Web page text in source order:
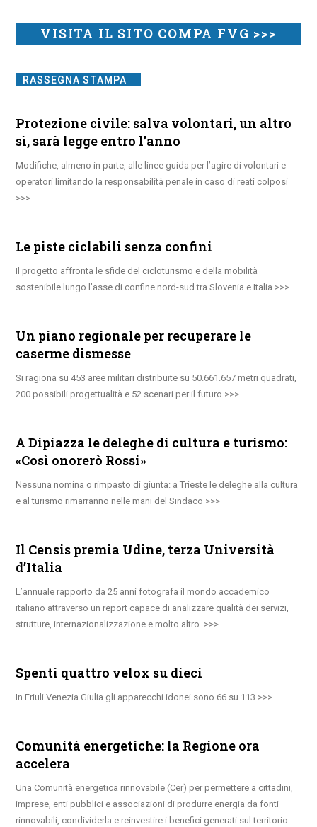
VISITA IL SITO COMPA FVG >>>
RASSEGNA STAMPA
Protezione civile: salva volontari, un altro
sì, sarà legge entro l’anno
Modifiche, almeno in parte, alle linee guida per l’agire di volontari e
operatori limitando la responsabilità penale in caso di reati colposi
Le piste ciclabili senza confini
Il progetto affronta le sfide del cicloturismo e della mobilità
sostenibile lungo l’asse di confine nord-sud tra Slovenia e Italia
Un piano regionale per recuperare le
caserme dismesse
Si ragiona su 453 aree militari distribuite su 50.661.657 metri quadrati,
200 possibili progettualità e 52 scenari per il futuro
A Dipiazza le deleghe di cultura e turismo:
«Così onorerò Rossi»
Nessuna nomina o rimpasto di giunta: a Trieste le deleghe alla cultura
e al turismo rimarranno nelle mani del Sindaco
Il Censis premia Udine, terza Università
d’Italia
L’annuale rapporto da 25 anni fotografa il mondo accademico
italiano attraverso un report capace di analizzare qualità dei servizi,
strutture, internazionalizzazione e molto altro.
Spenti quattro velox su dieci
In Friuli Venezia Giulia gli apparecchi idonei sono 66 su 113
Comunità energetiche: la Regione ora
accelera
Una Comunità energetica rinnovabile (Cer) per permettere a cittadini,
imprese, enti pubblici e associazioni di produrre energia da fonti
rinnovabili, condividerla e reinvestire i benefici generati sul territorio